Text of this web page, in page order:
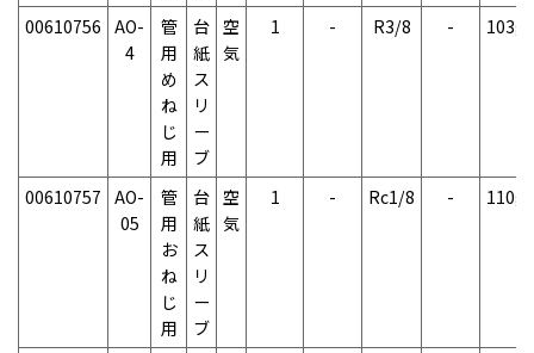
00610756 AO-
4
管
用
め
ね
じ
用
台
紙
ス
リ
ー
ブ
空
気
1 - R3/8 - 103g
00610757 AO-
05
管
用
お
ね
じ
用
台
紙
ス
リ
ー
ブ
空
気
1 - Rc1/8 - 110g